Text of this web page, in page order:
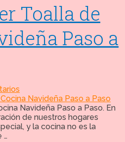
Toalla de
Paso a
Navideña Paso a Paso. En
de nuestros hogares
y la cocina no es la
…